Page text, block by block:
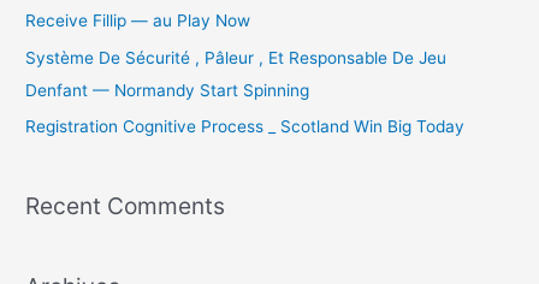
:Receive Fillip — au Play Now
Système De Sécurité , Pâleur , Et Responsable De Jeu
Denfant — Normandy Start Spinning
Registration Cognitive Process _ Scotland Win Big Today
Recent Comments